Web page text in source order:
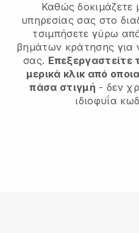
Καθώς
υπηρεσίας σας στο
τσιμπήσετε γύρω
βημάτων κράτησης για
σας. Επεξεργαστείτε
μερικά κλικ από
πάσα στιγμή - δεν
ιδιοφυΐα